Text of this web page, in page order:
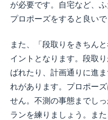
が必要です。自宅など、
プロポーズをすると良いで
また、「段取りをきちん
イントとなります。段取
ばれたり、計画通りに進
れがあります。プロポー
せん。不測の事態までし
ランを練りましょう。ま